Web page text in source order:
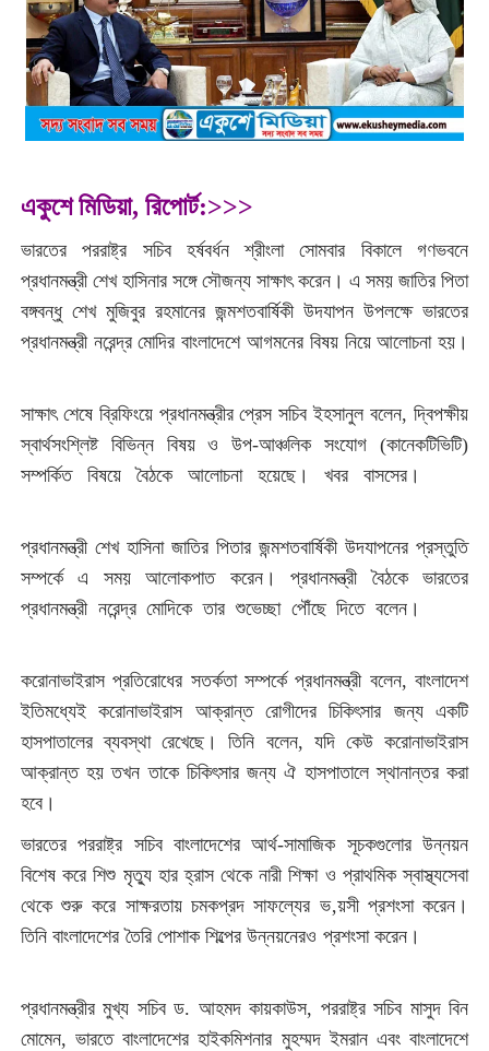
একুশে মিডিয়া, রিপোর্ট:>>>
ভারতের পররাষ্ট্র সচিব হর্ষবর্ধন শ্রীংলা সোমবার বিকালে গণভবনে
প্রধানমন্ত্রী শেখ হাসিনার সঙ্গে সৌজন্য সাক্ষাৎ করেন। এ সময় জাতির পিতা
বঙ্গবন্ধু শেখ মুজিবুর রহমানের জন্মশতবার্ষিকী উদযাপন উপলক্ষে ভারতের
প্রধানমন্ত্রী নরেন্দ্র মোদির বাংলাদেশে আগমনের বিষয় নিয়ে আলোচনা হয়।
সাক্ষাৎ শেষে ব্রিফিংয়ে প্রধানমন্ত্রীর প্রেস সচিব ইহসানুল বলেন, দ্বিপক্ষীয়
স্বার্থসংশ্লিষ্ট বিভিন্ন বিষয় ও উপ-আঞ্চলিক সংযোগ (কানেকটিভিটি)
সম্পর্কিত বিষয়ে বৈঠকে আলোচনা হয়েছে। খবর বাসসের।
প্রধানমন্ত্রী শেখ হাসিনা জাতির পিতার জন্মশতবার্ষিকী উদযাপনের প্রস্তুতি
সম্পর্কে এ সময় আলোকপাত করেন। প্রধানমন্ত্রী বৈঠকে ভারতের
প্রধানমন্ত্রী নরেন্দ্র মোদিকে তার শুভেচ্ছা পৌঁছে দিতে বলেন।
করোনাভাইরাস প্রতিরোধের সতর্কতা সম্পর্কে প্রধানমন্ত্রী বলেন, বাংলাদেশ
ইতিমধ্যেই করোনাভাইরাস আক্রান্ত রোগীদের চিকিৎসার জন্য একটি
হাসপাতালের ব্যবস্থা রেখেছে। তিনি বলেন, যদি কেউ করোনাভাইরাস
আক্রান্ত হয় তখন তাকে চিকিৎসার জন্য ঐ হাসপাতালে স্থানান্তর করা
হবে।
ভারতের পররাষ্ট্র সচিব বাংলাদেশের আর্থ-সামাজিক সূচকগুলোর উন্নয়ন
বিশেষ করে শিশু মৃত্যু হার হ্রাস থেকে নারী শিক্ষা ও প্রাথমিক স্বাস্থ্যসেবা
থেকে শুরু করে সাক্ষরতায় চমকপ্রদ সাফল্যের ভ‚য়সী প্রশংসা করেন।
তিনি বাংলাদেশের তৈরি পোশাক শিল্পের উন্নয়নেরও প্রশংসা করেন।
প্রধানমন্ত্রীর মুখ্য সচিব ড. আহমদ কায়কাউস, পররাষ্ট্র সচিব মাসুদ বিন
মোমেন, ভারতে বাংলাদেশের হাইকমিশনার মুহম্মদ ইমরান এবং বাংলাদেশে